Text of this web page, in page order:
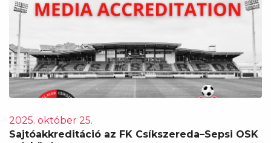
2025. október 25.
Sajtóakkreditáció az FK Csíkszereda–Sepsi OSK